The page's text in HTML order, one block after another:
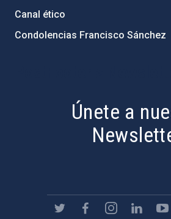
Canal ético
Condolencias Francisco Sánchez
Únete a